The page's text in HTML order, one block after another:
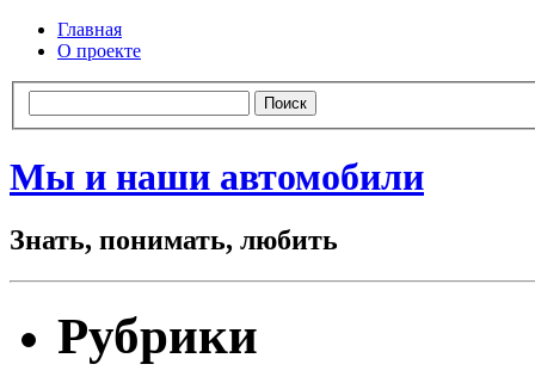
Главная
О проекте
Мы и наши автомобили
Знать, понимать, любить
Рубрики